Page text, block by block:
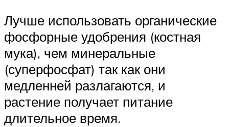
Лучше использовать органические
фосфорные удобрения (костная
мука), чем минеральные
(суперфосфат) так как они
медленней разлагаются, и
растение получает питание
длительное время.